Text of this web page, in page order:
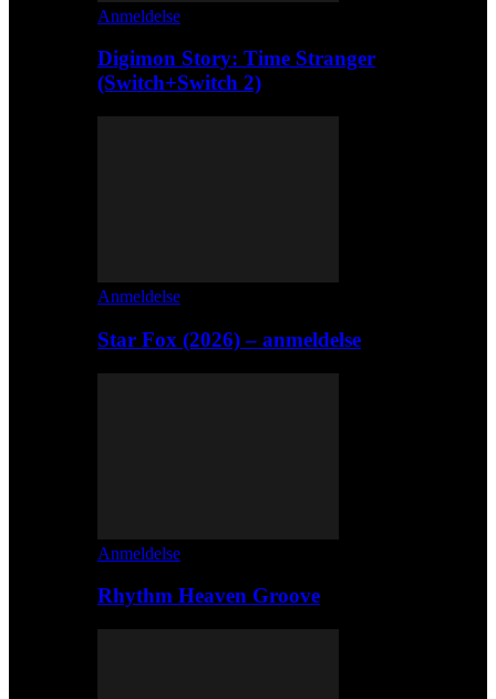
Anmeldelse
Digimon Story: Time Stranger
(Switch+Switch 2)
Anmeldelse
Star Fox (2026) – anmeldelse
Anmeldelse
Rhythm Heaven Groove